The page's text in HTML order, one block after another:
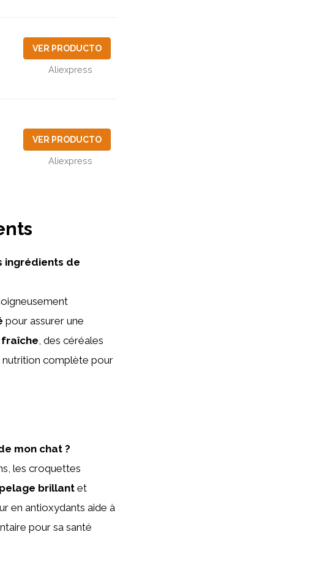
VER PRODUCTO
Aliexpress
VER PRODUCTO
Aliexpress
ingrédients de
pour assurer une
, des céréales
nutrition complète pour
mon chat ?
les croquettes
pelage brillant et
en antioxydants aide à
pour sa santé